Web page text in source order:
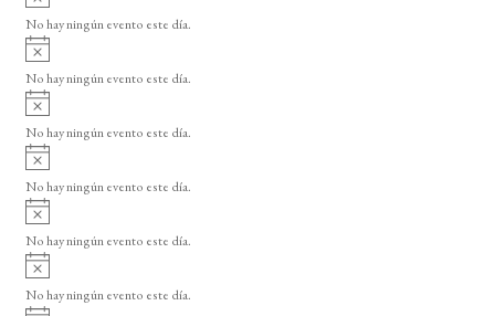
o
v
i
o
No hay ningún evento este día.
A
v
i
o
No hay ningún evento este día.
A
v
i
o
No hay ningún evento este día.
A
v
i
o
No hay ningún evento este día.
A
v
i
o
No hay ningún evento este día.
A
v
i
No hay ningún evento este día.